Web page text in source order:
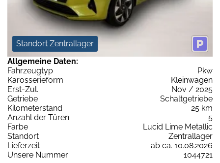
Standort Zentrallager
Allgemeine Daten:
Fahrzeugtyp
Pkw
Karosserieform
Kleinwagen
Erst-Zul.
Nov / 2025
Getriebe
Schaltgetriebe
Kilometerstand
25 km
Anzahl der Türen
5
Farbe
Lucid Lime Metallic
Standort
Zentrallager
Lieferzeit
ab ca. 10.08.2026
Unsere Nummer
1044721